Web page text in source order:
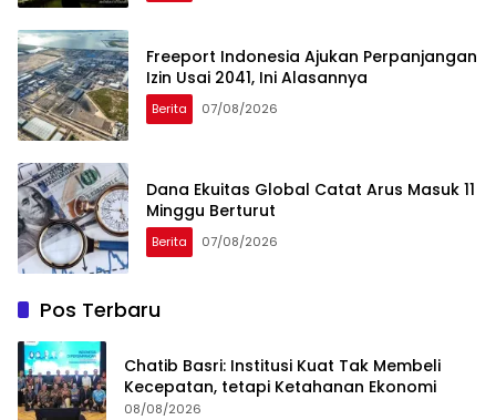
Freeport Indonesia Ajukan Perpanjangan
Izin Usai 2041, Ini Alasannya
Berita 07/08/2026
Dana Ekuitas Global Catat Arus Masuk 11
Minggu Berturut
Berita 07/08/2026
Pos Terbaru
Chatib Basri: Institusi Kuat Tak Membeli
Kecepatan, tetapi Ketahanan Ekonomi
08/08/2026